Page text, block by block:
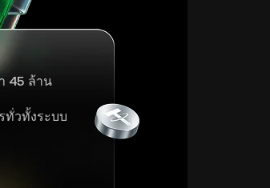
45 ล้าน
ทั่วทั้งระบบ